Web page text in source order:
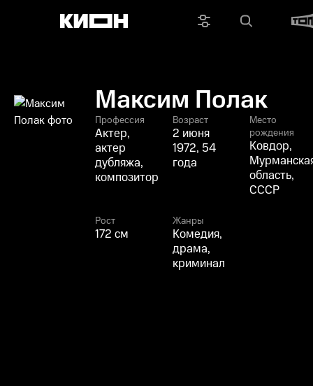
Максим Полак
Профессия
Актер,
актер
дубляжа,
композитор
Возраст
2 июня
1972, 54
года
Место
рождения
Ковдор,
область,
СССР
Рост
172 см
Жанры
Комедия,
драма,
криминал